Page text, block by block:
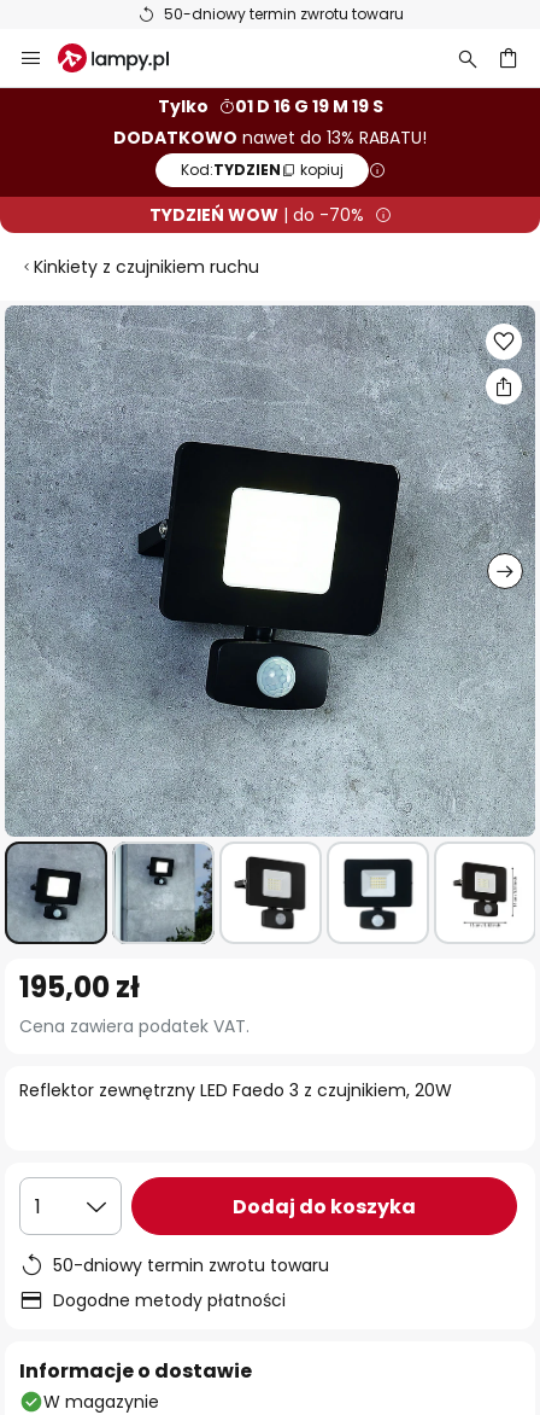
50-dniowy termin zwrotu towaru
Przejdź
do
Tylko
01 D 16 G 19 M 18 S
DODATKOWO nawet do 13% RABATU!
Kod:TYDZIEN kopiuj
TYDZIEŃ WOW| do -70%
Kinkiety z czujnikiem ruchu
Przejdź
na
koniec
galerii
na
początek
Reflektor zewnętrzny LED Faedo 3 z czujnikiem, 20W
195,00 zł
Cena zawiera podatek VAT.
1 Dodaj do koszyka
50-dniowy termin zwrotu towaru
Dogodne metody płatności
Informacje o dostawie
W magazynie